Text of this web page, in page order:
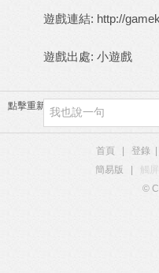
遊戲連結: http://
遊戲出處: 小遊戲
點擊重新加載
首頁 登錄
簡易版
觸
©